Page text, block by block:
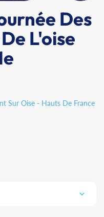
Des
L'oise
Sur Oise - Hauts De France